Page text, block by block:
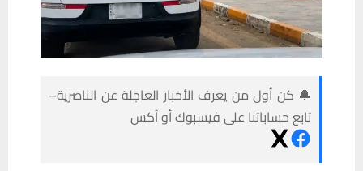
🔔 كن أول من يعرف الأخبار العاجلة عن الناصرية–
تابع حساباتنا على فيسبوك أو أكس